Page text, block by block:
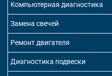
Компьютерная диагностика
Замена свечей
Ремонт двигателя
Диагностика подвески